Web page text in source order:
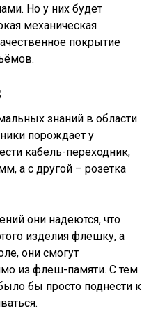
Но у них будет
механическая
покрытие
знаний в области
порождает у
кабель-переходник,
а с другой – розетка
они надеются, что
изделия флешку, а
они смогут
из флеш-памяти. С тем
бы просто поднести к